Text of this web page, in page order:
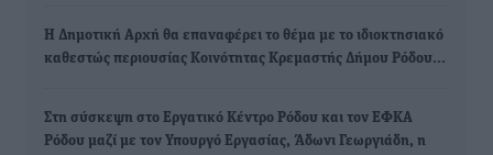
Η Δημοτική Αρχή θα επαναφέρει το θέμα με το ιδιοκτησιακό
καθεστώς περιουσίας Κοινότητας Κρεμαστής Δήμου Ρόδου…
Στη σύσκεψη στο Εργατικό Κέντρο Ρόδου και τον ΕΦΚΑ
Ρόδου μαζί με τον Υπουργό Εργασίας, Άδωνι Γεωργιάδη, η